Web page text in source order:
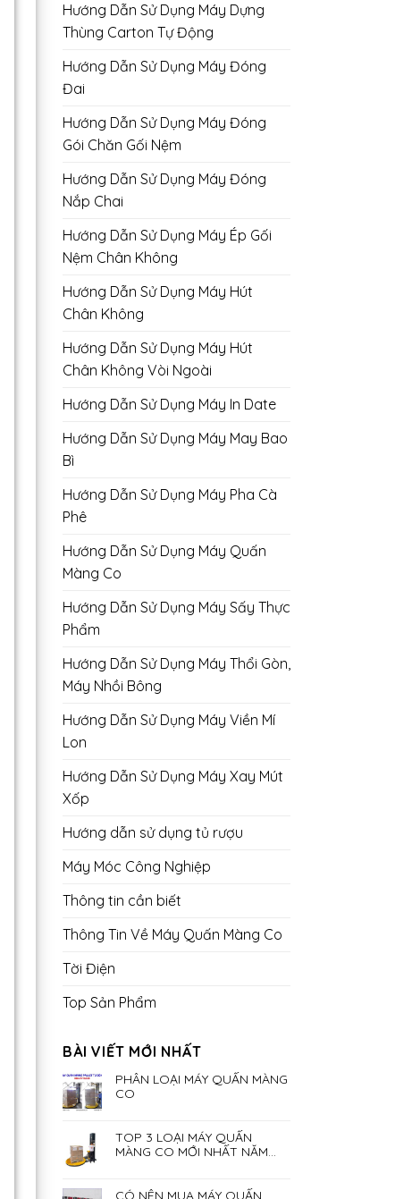
Hướng Dẫn Sử Dụng Máy Dựng
Thùng Carton Tự Động
Hướng Dẫn Sử Dụng Máy Đóng
Đai
Hướng Dẫn Sử Dụng Máy Đóng
Gói Chăn Gối Nệm
Hướng Dẫn Sử Dụng Máy Đóng
Nắp Chai
Hướng Dẫn Sử Dụng Máy Ép Gối
Nệm Chân Không
Hướng Dẫn Sử Dụng Máy Hút
Chân Không
Hướng Dẫn Sử Dụng Máy Hút
Chân Không Vòi Ngoài
Hướng Dẫn Sử Dụng Máy In Date
Hướng Dẫn Sử Dụng Máy May Bao
Bì
Hướng Dẫn Sử Dụng Máy Pha Cà
Phê
Hướng Dẫn Sử Dụng Máy Quấn
Màng Co
Hướng Dẫn Sử Dụng Máy Sấy Thực
Phẩm
Hướng Dẫn Sử Dụng Máy Thổi Gòn,
Máy Nhồi Bông
Hướng Dẫn Sử Dụng Máy Viền Mí
Lon
Hướng Dẫn Sử Dụng Máy Xay Mút
Xốp
Hướng dẫn sử dụng tủ rượu
Máy Móc Công Nghiệp
Thông tin cần biết
Thông Tin Về Máy Quấn Màng Co
Tời Điện
Top Sản Phẩm
BÀI VIẾT MỚI NHẤT
PHÂN LOẠI MÁY QUẤN MÀNG
CO
TOP 3 LOẠI MÁY QUẤN
MÀNG CO MỚI NHẤT NĂM
CÓ NÊN MUA MÁY QUẤN